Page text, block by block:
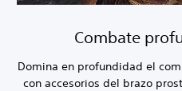
Combate
Domina en profundidad el
con accesorios del brazo